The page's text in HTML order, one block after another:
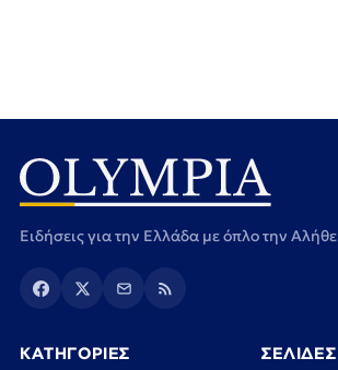
Ειδήσεις για την Ελλάδα με όπλο την
ΚΑΤΗΓΟΡΙΕΣ ΣΕΛΙΔΕΣ